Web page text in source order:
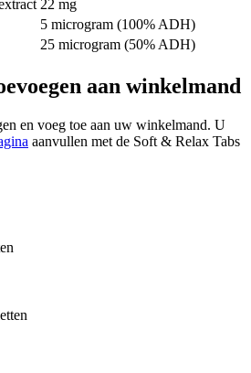
22 mg
5 microgram (100% ADH)
25 microgram (50% ADH)
aan winkelmand
en voeg toe aan uw winkelmand. U
aanvullen met de Soft & Relax Tabs